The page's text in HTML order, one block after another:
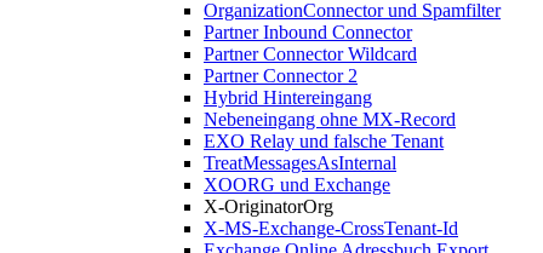
OrganizationConnector und Spamfilter
Partner Inbound Connector
Partner Connector Wildcard
Partner Connector 2
Hybrid Hintereingang
Nebeneingang ohne MX-Record
EXO Relay und falsche Tenant
TreatMessagesAsInternal
XOORG und Exchange
X-OriginatorOrg
X-MS-Exchange-CrossTenant-Id